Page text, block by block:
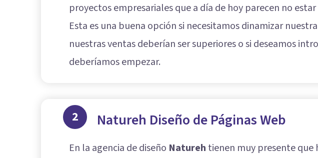
proyectos empresariales que a día de hoy parecen no
Esta es una buena opción si necesitamos dinamizar
nuestras ventas deberían ser superiores o si deseamos
deberíamos empezar.
2 Natureh Diseño de Páginas Web
En la agencia de diseño Natureh tienen muy presente